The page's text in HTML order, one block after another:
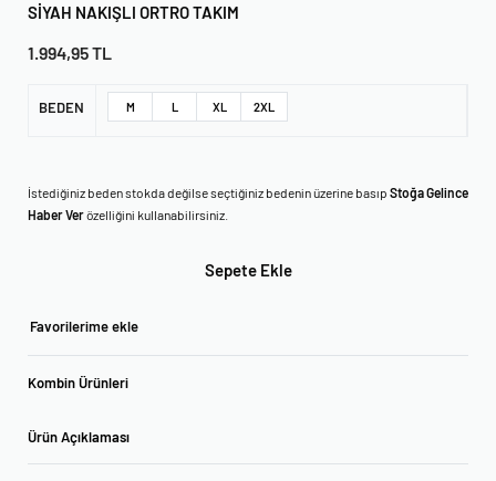
SIYAH NAKIŞLI ORTRO TAKIM
1.994,95TL
BEDEN M L XL 2XL
İstediğiniz beden stokda değilse seçtiğiniz bedenin üzerine basıp Stoğa Gelince
Haber Verözelliğini kullanabilirsiniz.
Sepete Ekle
Favorilerime ekle
Kombin Ürünleri
Ürün Açıklaması